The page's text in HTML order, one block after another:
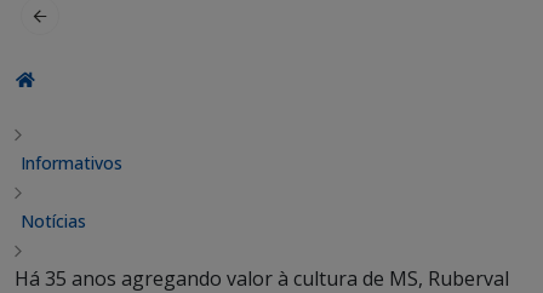
Informativos
Notícias
Há 35 anos agregando valor à cultura de MS, Ruberval